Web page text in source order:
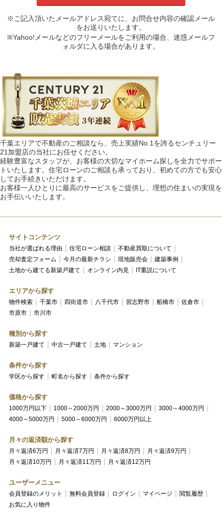
※ご記入頂いたメールアドレス宛てに、お問合せ内容の確認メール
をお送りいたします。
※Yahoo!メールなどのフリーメールをご利用の場合、迷惑メールフ
ォルダに入る場合があります。
千葉エリアで不動産のご相談なら、売上実績No.1を誇るセンチュリー
21加盟店の当社にお任せください。
経験豊富なスタッフが、お客様の大切なマイホーム探しを全力でサポー
トいたします。住宅ローンのご相談も承っており、初めての方でも安心
してお手続きいただけます。
お客様一人ひとりに最高のサービスをご提供し、理想の住まいの実現を
お手伝いいたします。
サイトコンテンツ
当社が選ばれる理由 住宅ローン相談
不動産買取について
売却査定フォーム
今月の最新チラシ 現地販売会
建築事例
土地から建てる新築戸建て
オンライン内見 IT重説について
エリアから探す
物件検索 千葉市 四街道市 八千代市 習志野市 船橋市
佐倉市
市原市
市川市
種別から探す
新築一戸建て 中古一戸建て 土地 マンション
条件から探す
学区から探す 町名から探す 条件から探す
価格から探す
1000万円以下 1000～2000万円 2000～3000万円
3000～4000万円
4000～5000万円
5000～6000万円 6000万円以上
月々の返済額から探す
月々返済6万円 月々返済7万円 月々返済8万円
月々返済9万円
月々返済10万円
月々返済11万円 月々返済12万円
ユーザーメニュー
会員登録のメリット 無料会員登録 ログイン マイページ
閲覧履歴
お気に入り物件